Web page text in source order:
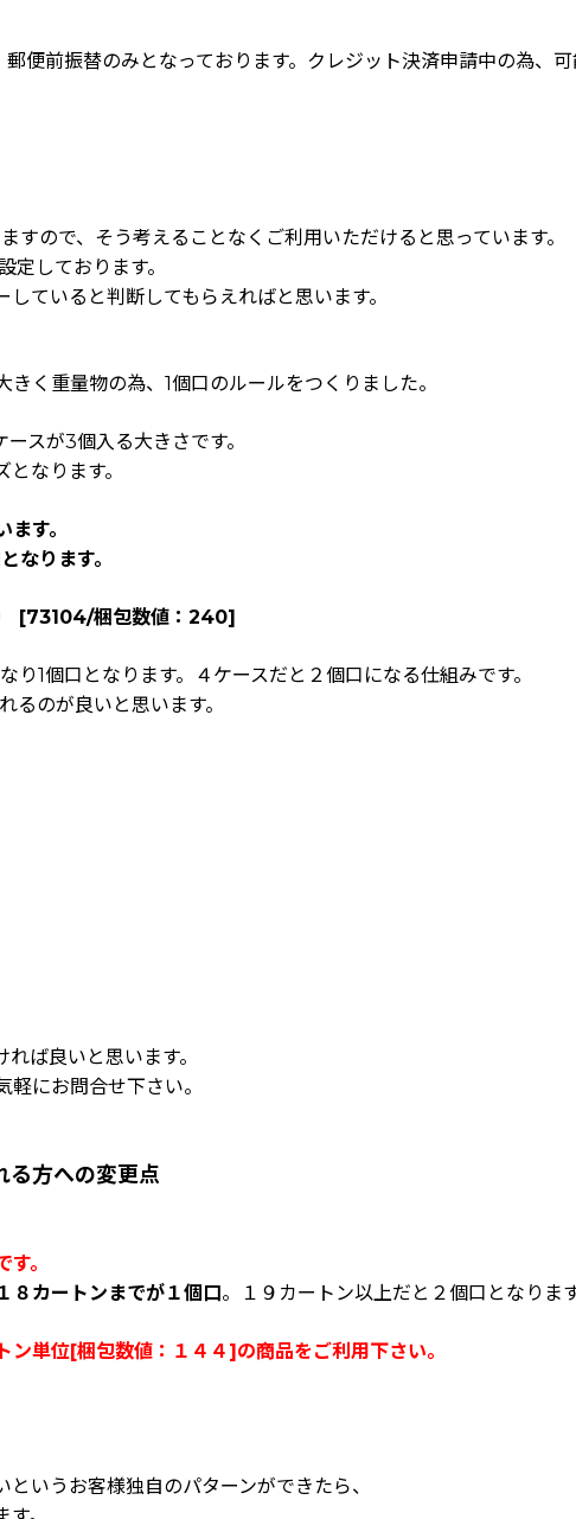
前振替のみとなっております。クレジット決済申請中の為、可
ので、そう考えることなくご利用いただけると思っています。
しております。
ていると判断してもらえればと思います。
く重量物の為、1個口のルールをつくりました。
スが3個入る大きさです。
なります。
す。
なります。
[73104/梱包数値：240]
1個口となります。４ケースだと２個口になる仕組みです。
のが良いと思います。
ば良いと思います。
にお問合せ下さい。
方への変更点
。
８カートンまでが１個口 。１９カートン以上だと２個口となりま
単位[梱包数値：１４４]の商品をご利用下さい。
いうお客様独自のパターンができたら、